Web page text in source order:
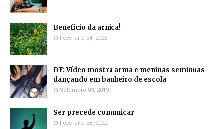
Benefício da arnica!
Fevereiro 04, 2026
DF: Vídeo mostra arma e meninas seminuas
dançando em banheiro de escola
Setembro 03, 2019
Ser precede comunicar
Fevereiro 28, 2022